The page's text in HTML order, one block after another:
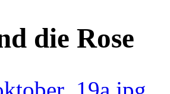
die Rose